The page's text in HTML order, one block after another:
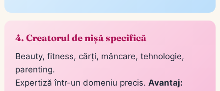
4. Creatorul de nișă specifică
Beauty, fitness, cărți, mâncare, tehnologie,
parenting.
Expertiză într-un domeniu precis. Avantaj: